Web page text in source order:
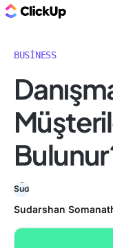
BUSINESS
Sudarshan